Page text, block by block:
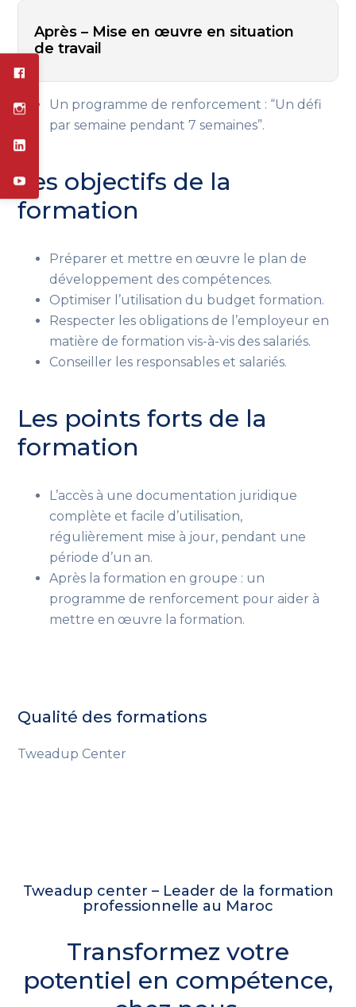
Après – Mise en œuvre en situation
de travail
Un programme de renforcement : “Un défi
par semaine pendant 7 semaines”.
Les objectifs de la
formation
Préparer et mettre en œuvre le plan de
développement des compétences.
Optimiser l’utilisation du budget formation.
Respecter les obligations de l’employeur en
matière de formation vis-à-vis des salariés.
Conseiller les responsables et salariés.
Les points forts de la
formation
L’accès à une documentation juridique
complète et facile d’utilisation,
régulièrement mise à jour, pendant une
période d’un an.
Après la formation en groupe : un
programme de renforcement pour aider à
mettre en œuvre la formation.
Qualité des formations
Tweadup Center
Tweadup center – Leader de la formation
professionnelle au Maroc
Transformez votre
potentiel en compétence,